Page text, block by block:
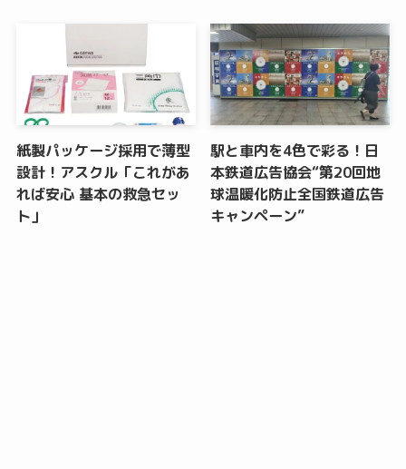
紙製パッケージ採用で薄型
設計！アスクル「これがあ
れば安心 基本の救急セッ
ト」
駅と車内を4色で彩る！日
本鉄道広告協会“第20回地
球温暖化防止全国鉄道広告
キャンペーン”